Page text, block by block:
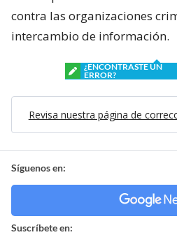
contra las organizaciones
intercambio de información.
¿ENCONTRASTE UN
ERROR?
Revisa nuestra página de
Síguenos en:
Suscríbete en: